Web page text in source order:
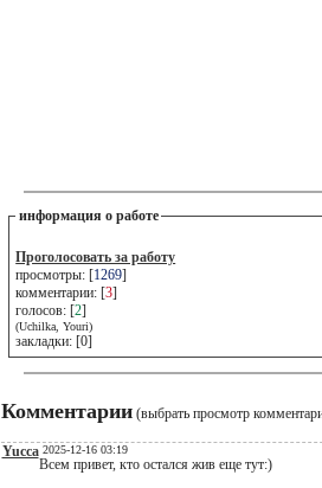
информация о работе
Проголосовать за работу
просмотры: [1269]
комментарии: [3]
голосов: [2]
(Uchilka, Youri)
закладки: [0]
Комментарии (выбрать просмотр
Yucca 2025-12-16 03:19
Всем привет, кто остался жив еще тут:)